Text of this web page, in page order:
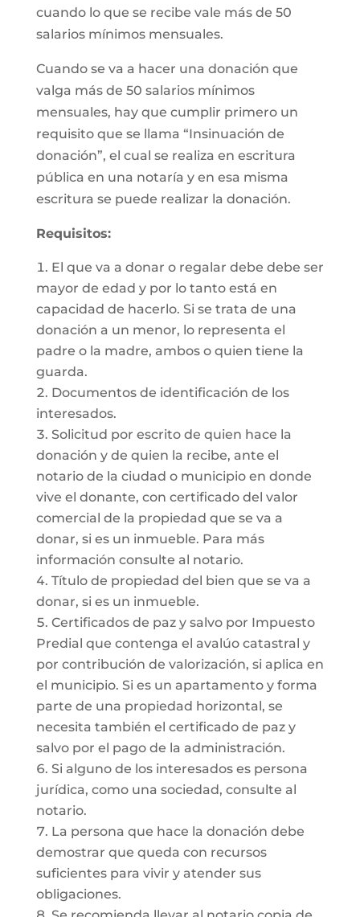
cuando lo que se recibe vale más de 50
salarios mínimos mensuales.
Cuando se va a hacer una donación que
valga más de 50 salarios mínimos
mensuales, hay que cumplir primero un
requisito que se llama “Insinuación de
donación”, el cual se realiza en escritura
pública en una notaría y en esa misma
escritura se puede realizar la donación.
Requisitos:
El que va a donar o regalar debe debe ser
mayor de edad y por lo tanto está en
capacidad de hacerlo. Si se trata de una
donación a un menor, lo representa el
padre o la madre, ambos o quien tiene la
guarda.
Documentos de identificación de los
interesados.
Solicitud por escrito de quien hace la
donación y de quien la recibe, ante el
notario de la ciudad o municipio en donde
vive el donante, con certificado del valor
comercial de la propiedad que se va a
donar, si es un inmueble. Para más
información consulte al notario.
Título de propiedad del bien que se va a
donar, si es un inmueble.
Certificados de paz y salvo por Impuesto
Predial que contenga el avalúo catastral y
por contribución de valorización, si aplica en
el municipio. Si es un apartamento y forma
parte de una propiedad horizontal, se
necesita también el certificado de paz y
salvo por el pago de la administración.
Si alguno de los interesados es persona
jurídica, como una sociedad, consulte al
notario.
La persona que hace la donación debe
demostrar que queda con recursos
suficientes para vivir y atender sus
obligaciones.